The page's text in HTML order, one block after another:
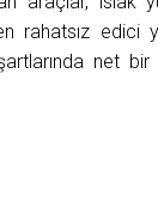
rahatsız edici
net